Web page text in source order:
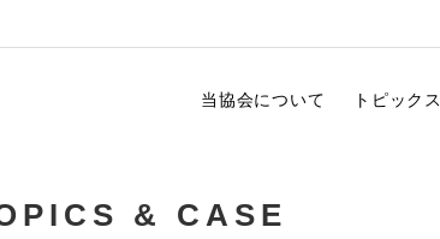
当協会について トピックス
& CASE